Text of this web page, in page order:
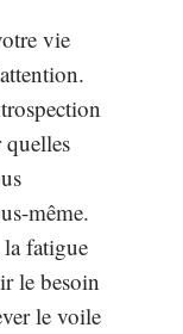
vie
quelles
même.
la fatigue
le besoin
le voile